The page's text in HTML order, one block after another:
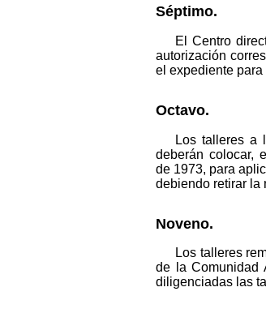
Séptimo.
El Centro
autorización
el expediente
Octavo.
Los talleres a
deberán colocar,
de 1973, para
debiendo retirar la
Noveno.
Los talleres
de la Comunidad
diligenciadas las